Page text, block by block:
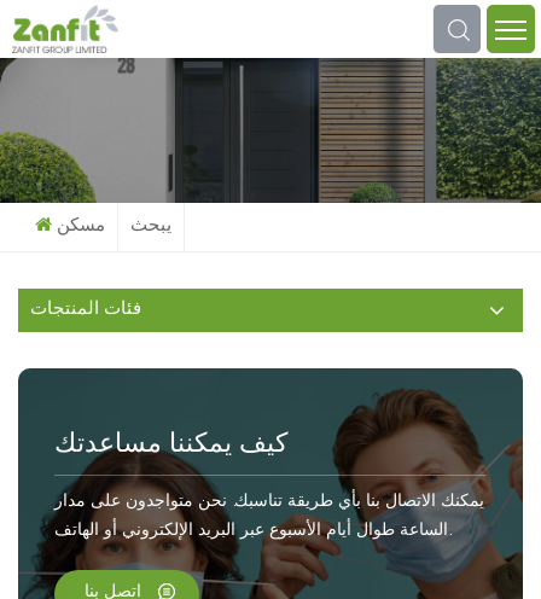
مسكن يبحث
فئات المنتجات
كيف يمكننا مساعدتك
يمكنك الاتصال بنا بأي طريقة تناسبك. نحن متواجدون على مدار
الساعة طوال أيام الأسبوع عبر البريد الإلكتروني أو الهاتف.